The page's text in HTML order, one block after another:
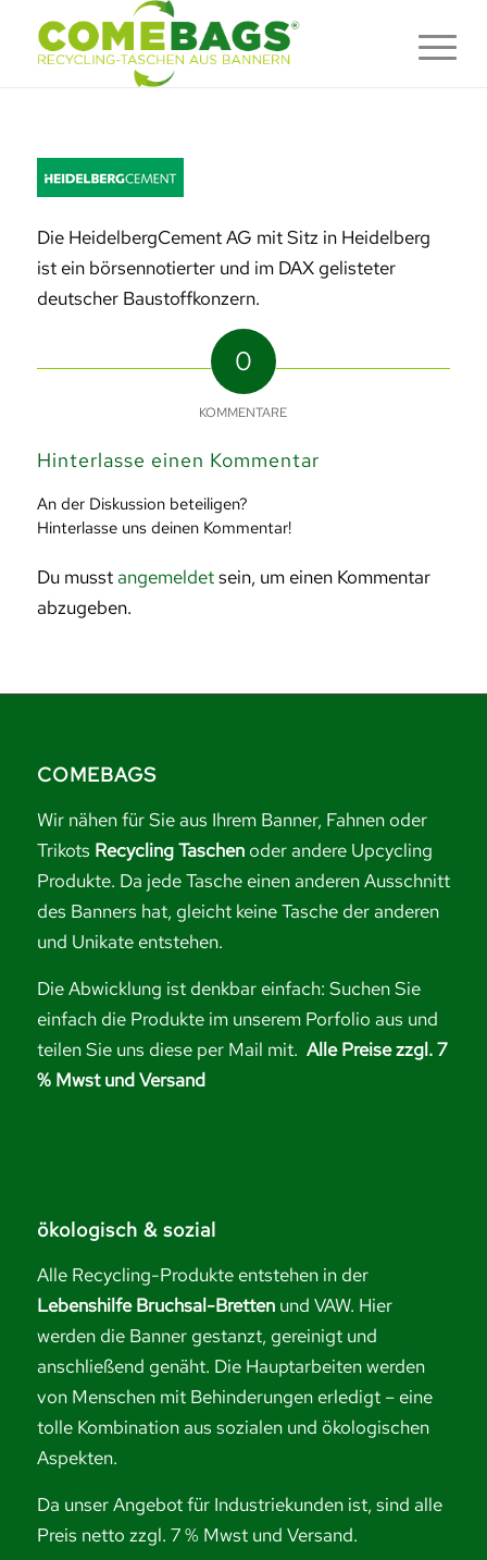
Die HeidelbergCement AG mit Sitz in Heidelberg
ist ein börsennotierter und im DAX gelisteter
deutscher Baustoffkonzern.
0
KOMMENTARE
Hinterlasse einen Kommentar
An der Diskussion beteiligen?
Hinterlasse uns deinen Kommentar!
Du musstangemeldetsein, um einen Kommentar
abzugeben.
COMEBAGS
Wir nähen für Sie aus Ihrem Banner, Fahnen oder
Trikots Recycling Taschenoder andere Upcycling
Produkte. Da jede Tasche einen anderen Ausschnitt
des Banners hat, gleicht keine Tasche der anderen
und Unikate entstehen.
Die Abwicklung ist denkbar einfach: Suchen Sie
einfach die Produkte im unserem Porfolio aus und
teilen Sie uns diese per Mail mit. Alle Preise zzgl. 7
% Mwst und Versand
ökologisch & sozial
Alle Recycling-Produkte entstehen in der
Lebenshilfe Bruchsal-Bretten und VAW. Hier
werden die Banner gestanzt, gereinigt und
anschließend genäht. Die Hauptarbeiten werden
von Menschen mit Behinderungen erledigt – eine
tolle Kombination aus sozialen und ökologischen
Aspekten.
Da unser Angebot für Industriekunden ist, sind alle
Preis netto zzgl. 7 % Mwst und Versand.